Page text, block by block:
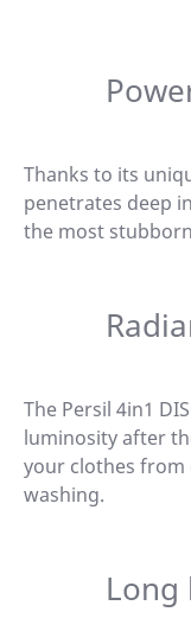
Thanks to its
penetrates deep
the most
The Persil 4in1
luminosity after
your clothes from
washing.
Long